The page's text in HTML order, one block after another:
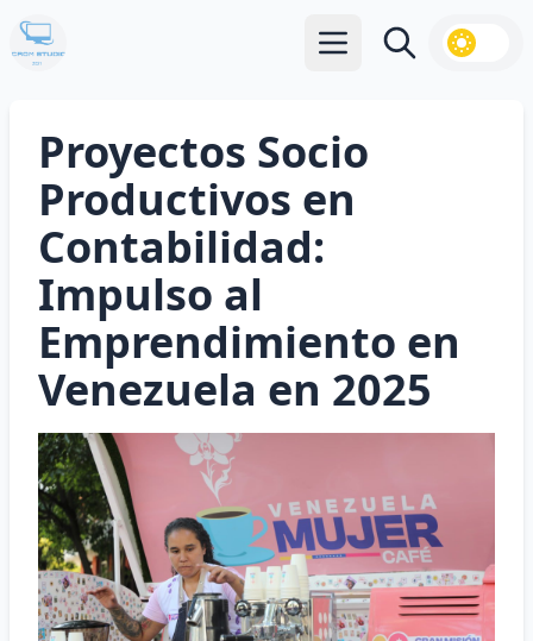
Abrir menú principal
Buscar
Proyectos Socio
Productivos en
Contabilidad:
Impulso al
Emprendimiento en
Venezuela en 2025